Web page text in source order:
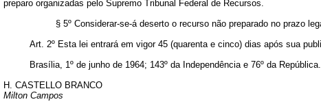
preparo organizadas pelo Supremo Tribunal Federal de Recursos.
§ 5º Considerar-se-á deserto o recurso não preparado no prazo
Art. 2º Esta lei entrará em vigor 45 (quarenta e cinco) dias após sua
Brasília, 1º de junho de 1964; 143º da Independência e 76º da República.
H. CASTELLO BRANCO
Milton Campos